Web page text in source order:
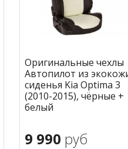
Оригинальные чехлы
Автопилот из
сиденья Kia Optima 3
(2010-2015), чёрные +
белый
9 990 руб